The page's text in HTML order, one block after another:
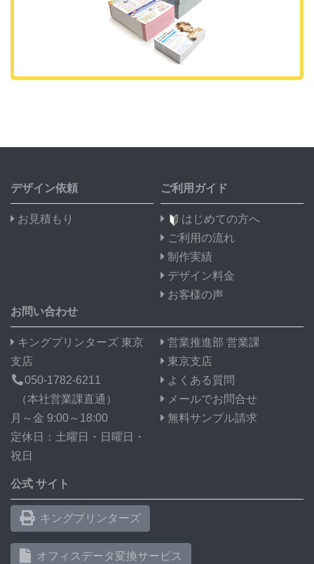
デザイン依頼
お見積もり
ご利用ガイド
はじめての方へ
ご利用の流れ
制作実績
デザイン料金
お客様の声
お問い合わせ
キングプリンターズ 東京
支店
050-1782-6211
（本社営業課直通）
月～金 9:00～18:00
定休日：土曜日・日曜日・
祝日
営業推進部 営業課
東京支店
よくある質問
メールでお問合せ
無料サンプル請求
公式 サイト
キングプリンターズ
オフィスデータ変換サービス